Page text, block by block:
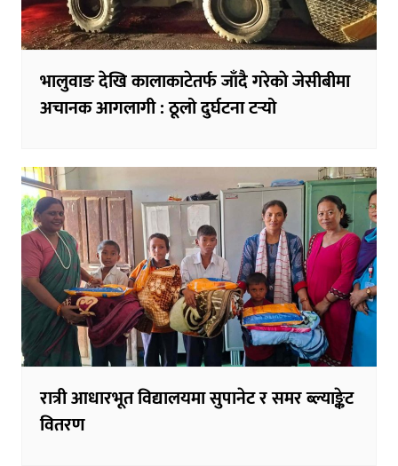
भालुवाङ देखि कालाकाटेतर्फ जाँदै गरेकाे जेसीबीमा
अचानक आगलागी : ठूलो दुर्घटना टर्‍यो
रात्री आधारभूत विद्यालयमा सुपानेट र समर ब्ल्याङ्केट
वितरण